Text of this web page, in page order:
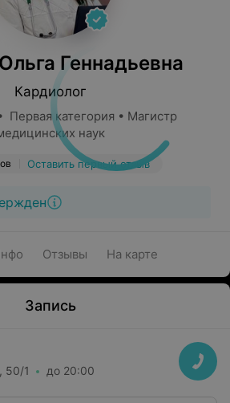
Геннадьевна
Кардиолог
категория • Магистр
наук
Оставить первый отзыв
Отзывы На карте
Запись
50/1 до 20:00